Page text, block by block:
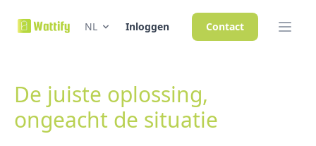
NL Inloggen Contact
De juiste oplossing,
ongeacht de situatie